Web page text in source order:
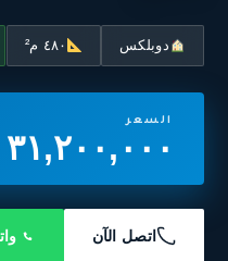
دوبلكس ٤٨٠ م²
السعر
٣١,٢٠٠,٠٠٠
اتصل الآن